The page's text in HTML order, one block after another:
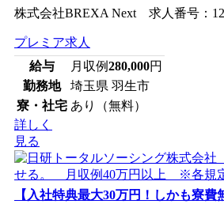
株式会社BREXA Next 求人番号：
プレミア求人
給与
月収例280,000円
勤務地
埼玉県 羽生市
寮・社宅 あり（無料）
詳しく
見る
【入社特典最大30万円！しかも寮費